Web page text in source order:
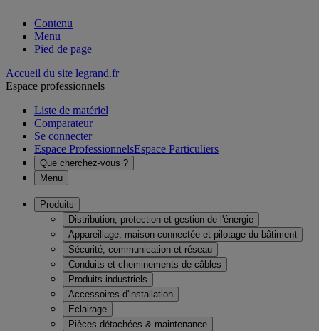
Contenu
Menu
Pied de page
Accueil du site legrand.fr
Espace professionnels
Liste de matériel
Comparateur
Se connecter
Espace ProfessionnelsEspace Particuliers
Que cherchez-vous ?
Menu
Produits
Distribution, protection et gestion de l'énergie
Appareillage, maison connectée et pilotage du bâtiment
Sécurité, communication et réseau
Conduits et cheminements de câbles
Produits industriels
Accessoires d'installation
Eclairage
Pièces détachées & maintenance